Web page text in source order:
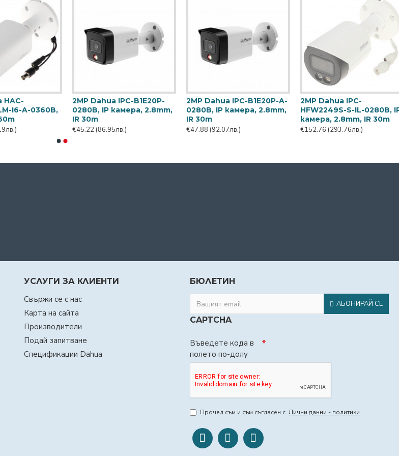
IL-0280B, IP
IR 30m
2MP Dahua IPC-T1E20P-
0280B, IP камера, 2.8mm,
IR 30m
€45.22(86.95лв.)
2MP HD-CVI камера
Dahua HAC-T1A21-U-0280
€26.22(50.42лв.)
2MP HD-CVI камера
Dahua HAC-T2A21-U-0280
€37.62(72.34лв.)
УСЛУГИ ЗА КЛИЕНТИ
Свържи се с нас
Карта на сайта
Производители
Подай запитване
Спецификации Dahua
БЮЛЕТИН
АБОНИРАЙ СЕ
CAPTCHA
Въведете кода в
полето по-долу
Прочел съм и съм съгласен с Лични данни - политики